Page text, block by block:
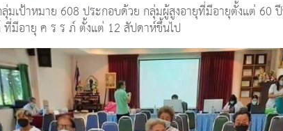
เป้าหมาย 608 ประกอบด้วย กลุ่มผู้สูงอายุที่มีอายุตั้งแต่ 60
มีอายุ ค ร ร ภ์ ตั้งแต่ 12 สัปดาห์ขึ้นไป